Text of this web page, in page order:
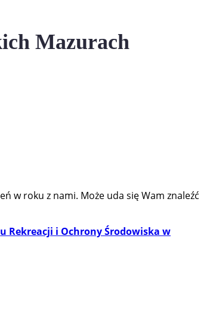
Mazurach
w roku z nami. Może uda się Wam znaleźć
Rekreacji i Ochrony Środowiska w